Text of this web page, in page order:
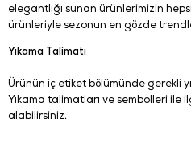
elegantlığı sunan ürünlerimizin
ürünleriyle sezonun en gözde
Yıkama Talimatı
Ürünün iç etiket bölümünde gerekli
Yıkama talimatları ve sembolleri ile
alabilirsiniz.